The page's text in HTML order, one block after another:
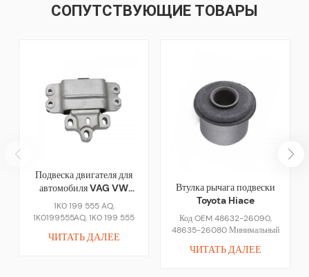
СОПУТСТВУЮЩИЕ ТОВАРЫ
Подвеска двигателя для
автомобиля VAG VW
Skoda Audi
1K0 199 555 AQ,
1K0199555AQ, 1K0 199 555
555 Q, 1K0199555Q, 1K0 199
ЧИТАТЬ ДАЛЕЕ
Втулка рычага подвески
Toyota Hiace
Код OEM 48632-26090,
48635-26080 Минимальный
30% предоплата банковским
ЧИТАТЬ ДАЛЕЕ